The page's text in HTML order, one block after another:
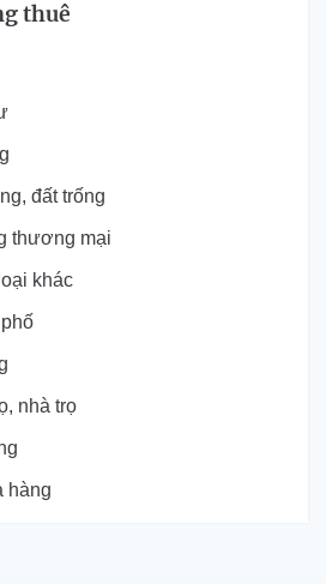
thuê
đất trống
thương mại
khác
nhà trọ
hàng